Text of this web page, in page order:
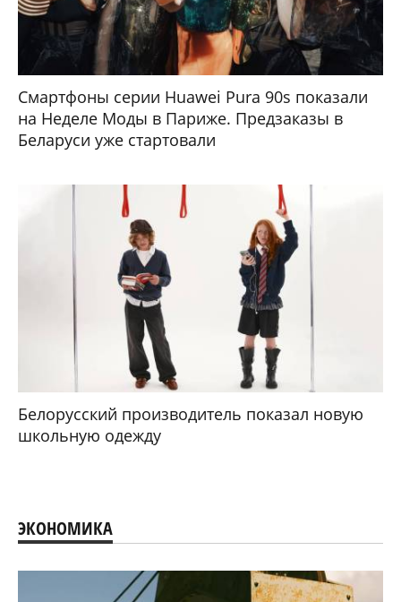
Смартфоны серии Huawei Pura 90s показали
на Неделе Моды в Париже. Предзаказы в
Беларуси уже стартовали
Белорусский производитель показал новую
школьную одежду
ЭКОНОМИКА